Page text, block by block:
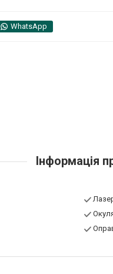
WhatsApp
Інформація